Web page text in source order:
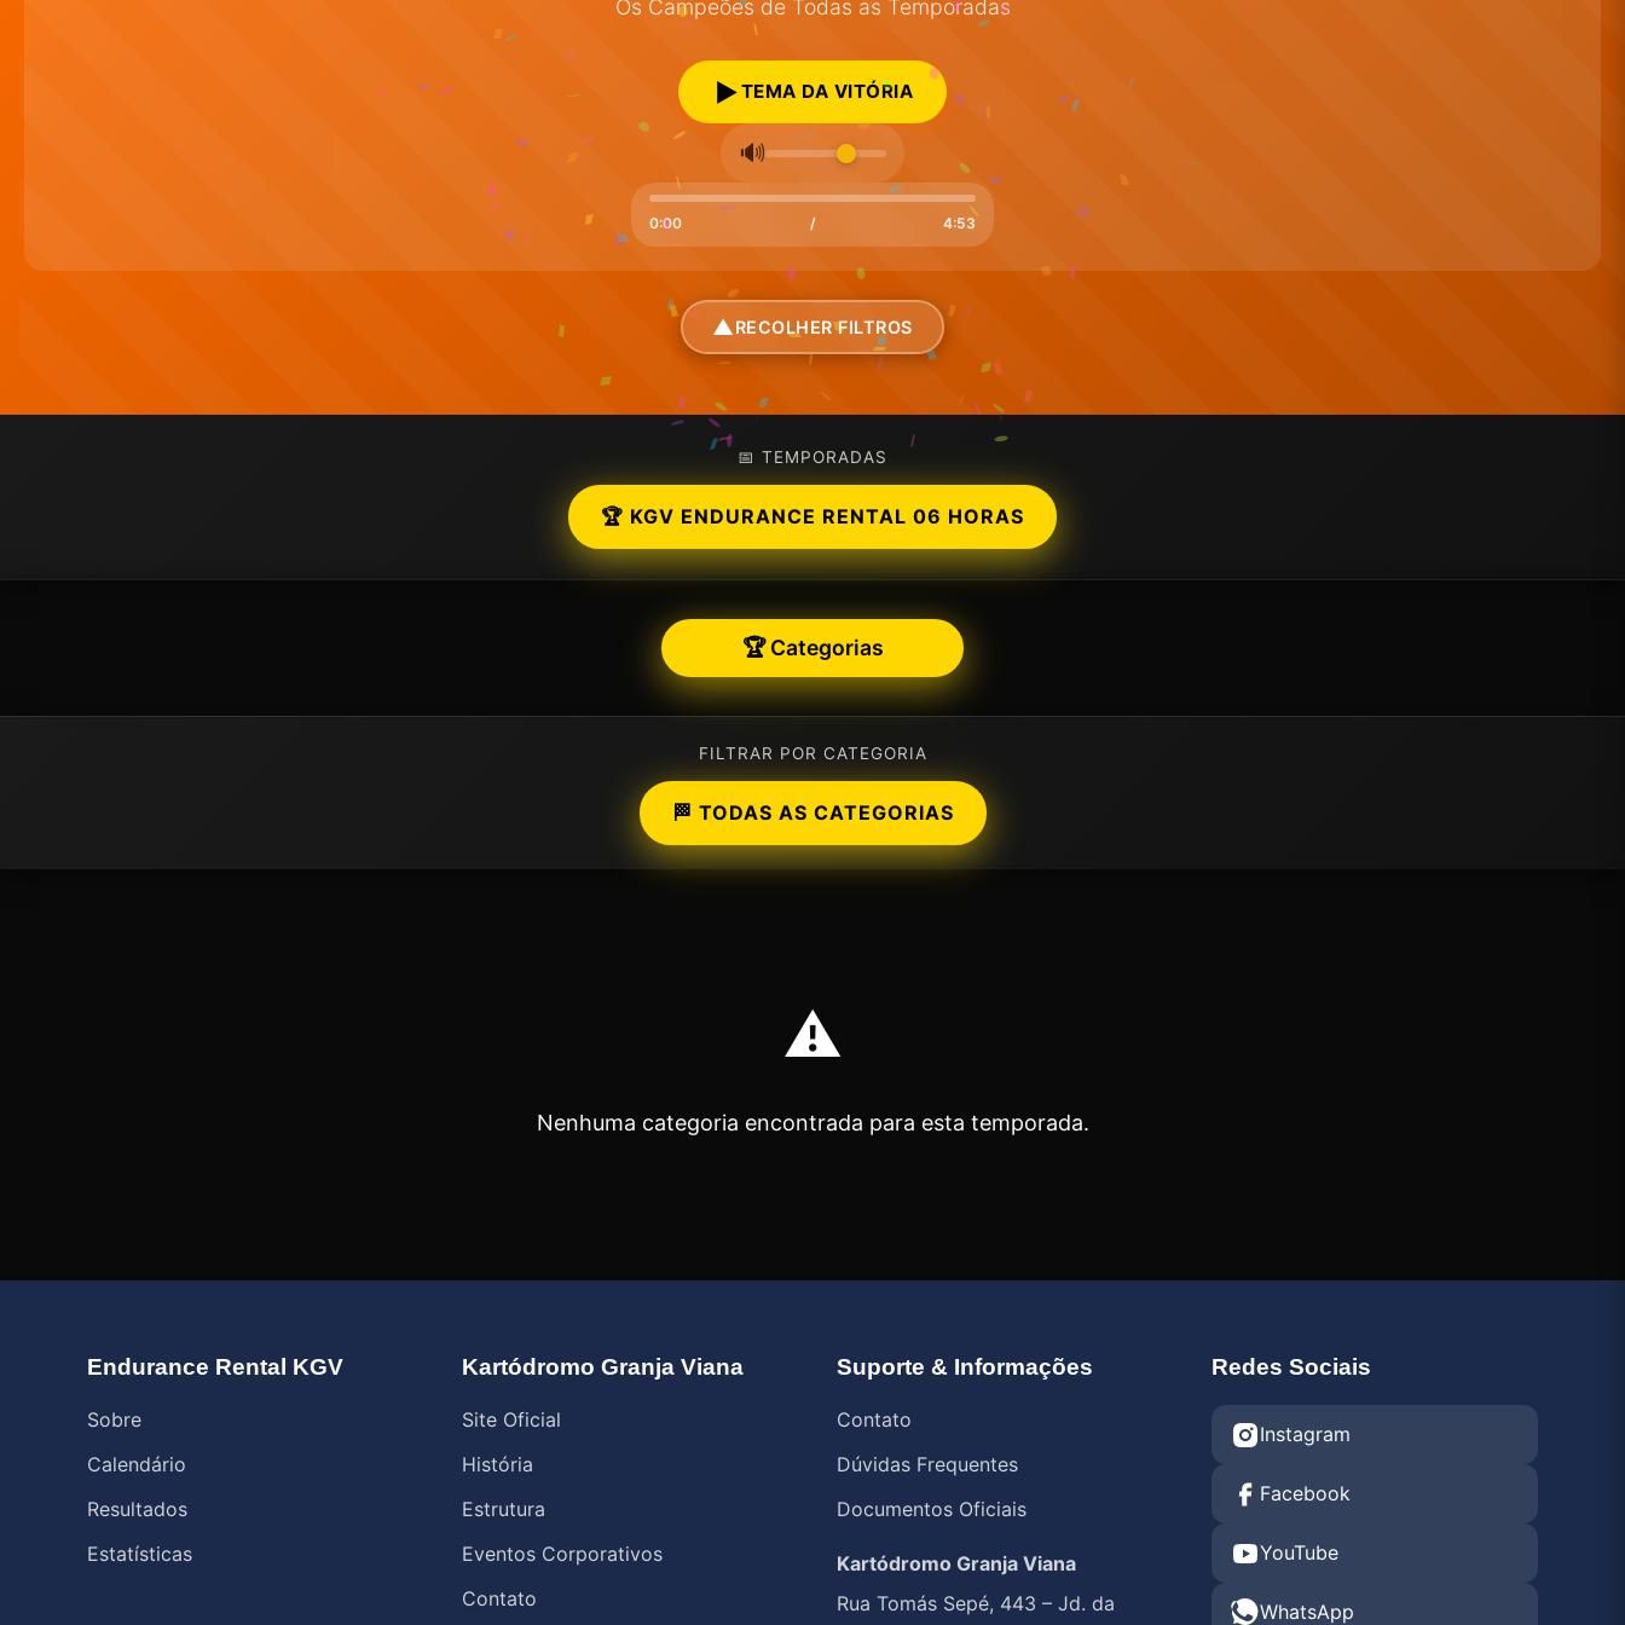
Os Campeões de Todas as Temporadas
▶️TEMA DA VITÓRIA
🔊
0:00 / 4:53
▲RECOLHER FILTROS
📅 TEMPORADAS
🏆 KGV ENDURANCE RENTAL 06 HORAS
🏆 Categorias
FILTRAR POR CATEGORIA
🏁 TODAS AS CATEGORIAS
⚠️
Nenhuma categoria encontrada para esta temporada.
Endurance Rental KGV
Sobre
Calendário
Resultados
Estatísticas
Kartódromo Granja Viana
Site Oficial
História
Estrutura
Eventos Corporativos
Contato
Suporte & Informações
Contato
Dúvidas Frequentes
Documentos Oficiais
Kartódromo Granja Viana
Rua Tomás Sepé, 443 – Jd. da
Redes Sociais
Instagram
Facebook
YouTube
WhatsApp